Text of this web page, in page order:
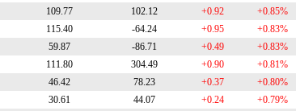
109.77 102.12 +0.92 +0.85%
115.40 -64.24 +0.95 +0.83%
59.87 -86.71 +0.49 +0.83%
111.80 304.49 +0.90 +0.81%
46.42 78.23 +0.37 +0.80%
30.61 44.07 +0.24 +0.79%